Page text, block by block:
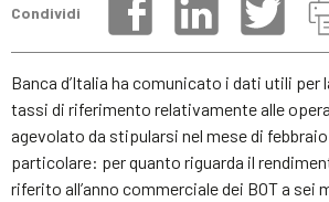
Condividi
Banca d’Italia ha comunicato i dati utili per
tassi di riferimento relativamente alle
agevolato da stipularsi nel mese di febbraio
particolare: per quanto riguarda il
riferito all’anno commerciale dei BOT a sei